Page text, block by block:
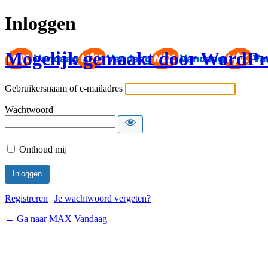
Inloggen
Mogelijk gemaakt door
Gebruikersnaam of e-mailadres
Wachtwoord
Onthoud mij
Registreren | Je wachtwoord vergeten?
← Ga naar MAX Vandaag